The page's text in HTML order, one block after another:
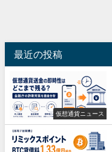
最近の投稿
仮想通貨ニュース